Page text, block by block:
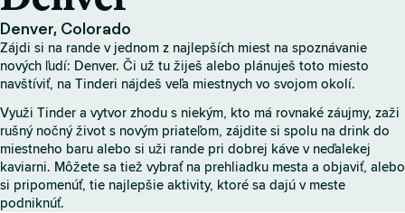
b
r
a
o
v
k
a
T
Denver, Colorado
Zájdi si na rande v jednom z najlepších miest na spoznávanie
nových ľudí: Denver. Či už tu žiješ alebo plánuješ toto miesto
navštíviť, na Tinderi nájdeš veľa miestnych vo svojom okolí.
Využi Tinder a vytvor zhodu s niekým, kto má rovnaké záujmy, zaži
rušný nočný život s novým priateľom, zájdite si spolu na drink do
miestneho baru alebo si uži rande pri dobrej káve v neďalekej
kaviarni. Môžete sa tiež vybrať na prehliadku mesta a objaviť, alebo
si pripomenúť, tie najlepšie aktivity, ktoré sa dajú v meste
podniknúť.